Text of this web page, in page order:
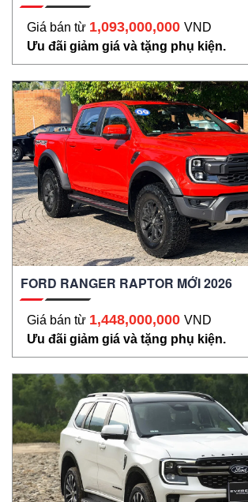
Giá bán từ 1,093,000,000 VND
Ưu đãi giảm giá và tặng phụ kiện.
FORD RANGER RAPTOR MỚI 2026
Giá bán từ 1,448,000,000 VND
Ưu đãi giảm giá và tặng phụ kiện.